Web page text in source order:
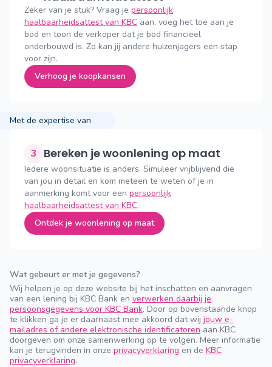
Zeker van je stuk? Vraag je persoonlijk
haalbaarheidsattest van KBC aan, voeg het toe aan je
bod en toon de verkoper dat je bod financieel
onderbouwd is. Zo kan jij andere huizenjagers een stap
voor zijn.
Verhoog je koopkansen
Met de expertise van
3 Bereken je woonlening op maat
Iedere woonsituatie is anders. Simuleer vrijblijvend die
van jou in detail en kom meteen te weten of je in
aanmerking komt voor een persoonlijk
haalbaarheidsattest van KBC.
Ontdek je woonlening op maat
Wat gebeurt er met je gegevens?
Wij helpen je op deze website bij het inschatten en aanvragen
van een lening bij KBC Bank en verwerken daarbij je
persoonsgegevens voor KBC Bank. Door op bovenstaande knop
te klikken ga je er daarnaast mee akkoord dat wij jouw e-
mailadres of andere elektronische identificatoren aan KBC
doorgeven om onze samenwerking op te volgen. Meer informatie
kan je terugvinden in onze privacyverklaring en de KBC
privacyverklaring.